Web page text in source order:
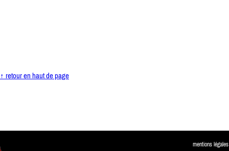
↑ retour en haut de page
mentions légales